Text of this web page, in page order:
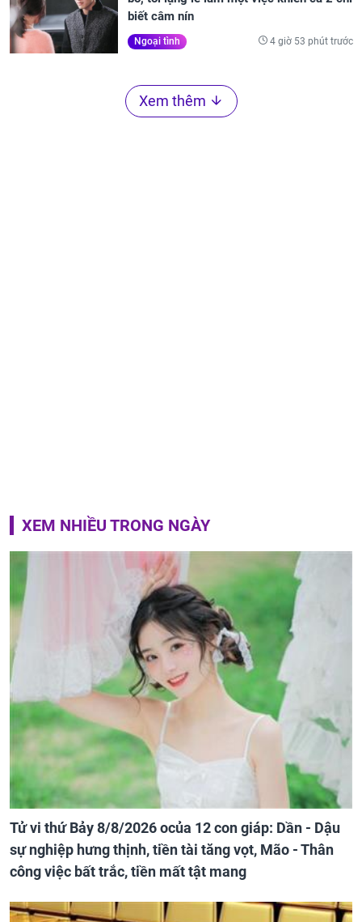
biết câm nín
Ngoại tình 4 giờ 53 phút trước
Xem thêm
XEM NHIỀU TRONG NGÀY
Tử vi thứ Bảy 8/8/2026 ocủa 12 con giáp: Dần - Dậu
sự nghiệp hưng thịnh, tiền tài tăng vọt, Mão - Thân
công việc bất trắc, tiền mất tật mang